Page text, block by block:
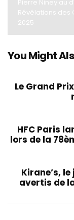
Pierre Niney au
Révélations des
2025
You Might
Le Grand
HFC Paris
lors de la
Kirane’s,
avertis de